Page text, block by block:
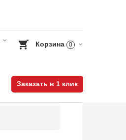
Корзина 0
Заказать в 1 клик